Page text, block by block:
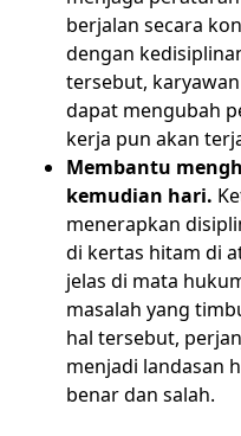
berjalan secara
dengan
tersebut,
dapat mengubah
kerja pun akan
Membantu
kemudian hari.
menerapkan
di kertas hitam di
jelas di mata
masalah yang
hal tersebut,
menjadi landasan
benar dan salah.